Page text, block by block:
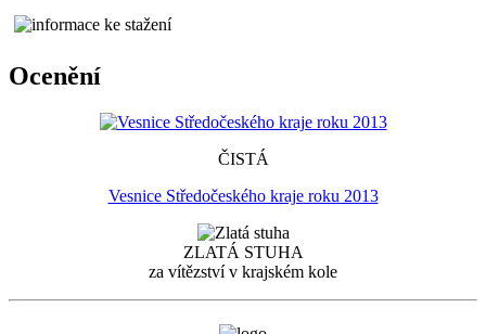
Ocenění
ČISTÁ
Vesnice Středočeského kraje roku 2013
ZLATÁ STUHA
za vítězství v krajském kole